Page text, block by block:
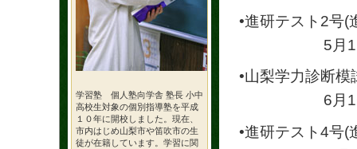
•進研テスト2号(
5月12日(
•山梨学力診断
6月16日(
•進研テスト4号(
学習塾 個人塾向学舎 塾長 小中
高校生対象の個別指導塾を平成
１０年に開校しました。現在、
市内はじめ山梨市や笛吹市の生
徒が在籍しています。学習に関